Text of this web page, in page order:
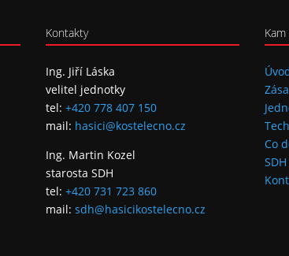
Kontakty
Ing. Jiří Láska
velitel jednotky
tel:+420 778 407 150
mail: hasici@kostelecno.cz
Ing. Martin Kozel
starosta SDH
tel:+420 731 723 860
mail:sdh@hasicikostelecno.cz
Kam
Co
SDH